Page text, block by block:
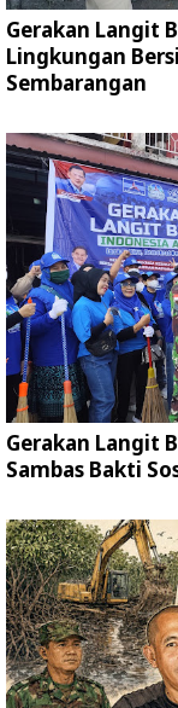
Gerakan Langit
Lingkungan
Sembarangan
Gerakan Langit
Sambas Bakti